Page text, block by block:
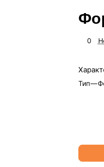
0
Тип—